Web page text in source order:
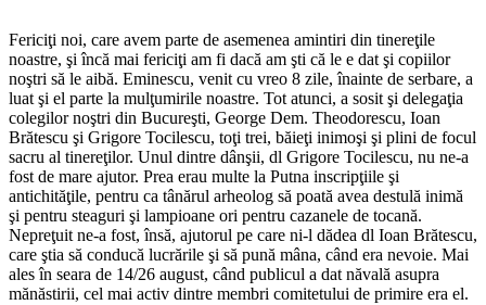
Fericiţi noi, care avem parte de asemenea amintiri din tinereţile
noastre, şi încă mai fericiţi am fi dacă am şti că le e dat şi copiilor
noştri să le aibă. Eminescu, venit cu vreo 8 zile, înainte de serbare, a
luat şi el parte la mulţumirile noastre. Tot atunci, a sosit şi delegaţia
colegilor noştri din Bucureşti, George Dem. Theodorescu, Ioan
Brătescu şi Grigore Tocilescu, toţi trei, băieţi inimoşi şi plini de focul
sacru al tinereţilor. Unul dintre dânşii, dl Grigore Tocilescu, nu ne-a
fost de mare ajutor. Prea erau multe la Putna inscripţiile şi
antichităţile, pentru ca tânărul arheolog să poată avea destulă inimă
şi pentru steaguri şi lampioane ori pentru cazanele de tocană.
Nepreţuit ne-a fost, însă, ajutorul pe care ni-l dădea dl Ioan Brătescu,
care ştia să conducă lucrările şi să pună mâna, când era nevoie. Mai
ales în seara de 14/26 august, când publicul a dat năvală asupra
mănăstirii, cel mai activ dintre membri comitetului de primire era el.